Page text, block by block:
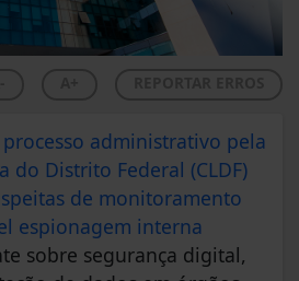
administrativo pela
do Distrito Federal (CLDF)
de monitoramento
espionagem interna
sobre segurança digital,